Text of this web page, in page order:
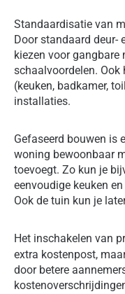
Standaardisatie van
Door standaard deur-
kiezen voor gangbare
schaalvoordelen.
(keuken, badkamer,
installaties.
Gefaseerd bouwen is
woning bewoonbaar
toevoegt. Zo kun je
eenvoudige keuken
Ook de tuin kun je
Het inschakelen van
extra kostenpost,
door betere